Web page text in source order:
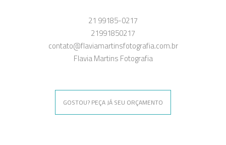
21 99185-0217
21991850217
contato@flaviamartinsfotografia.com.br
Flavia Martins Fotografia
GOSTOU? PEÇA JÁ SEU ORÇAMENTO